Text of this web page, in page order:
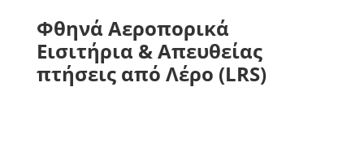
Φθηνά Αεροπορικά
Εισιτήρια & Απευθείας
πτήσεις από Λέρο (LRS)